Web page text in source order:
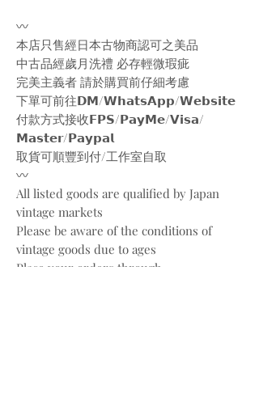
〰️
本店只售經日本古物商認可之美品
中古品經歲月洗禮 必存輕微瑕疵
完美主義者 請於購買前仔細考慮
下單可前往𝗗𝗠/𝗪𝗵𝗮𝘁𝘀𝗔𝗽𝗽/𝗪𝗲𝗯𝘀𝗶𝘁𝗲
付款方式接收𝗙𝗣𝗦/𝗣𝗮𝘆𝗠𝗲/𝗩𝗶𝘀𝗮/
𝗠𝗮𝘀𝘁𝗲𝗿/𝗣𝗮𝘆𝗽𝗮𝗹
取貨可順豐到付/工作室自取
〰️
All listed goods are qualified by Japan
vintage markets
Please be aware of the conditions of
vintage goods due to ages
Place your orders through